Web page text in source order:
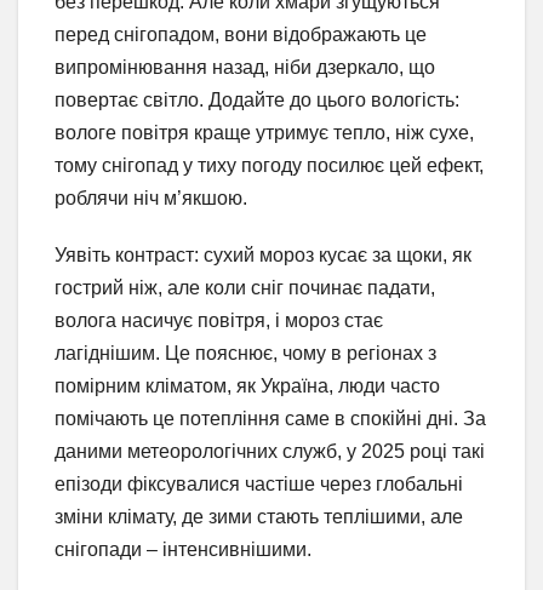
перед снігопадом, вони відображають це
випромінювання назад, ніби дзеркало, що
повертає світло. Додайте до цього вологість:
вологе повітря краще утримує тепло, ніж сухе,
тому снігопад у тиху погоду посилює цей ефект,
роблячи ніч м’якшою.
Уявіть контраст: сухий мороз кусає за щоки, як
гострий ніж, але коли сніг починає падати,
волога насичує повітря, і мороз стає
лагіднішим. Це пояснює, чому в регіонах з
помірним кліматом, як Україна, люди часто
помічають це потепління саме в спокійні дні. За
даними метеорологічних служб, у 2025 році такі
епізоди фіксувалися частіше через глобальні
зміни клімату, де зими стають теплішими, але
снігопади – інтенсивнішими.